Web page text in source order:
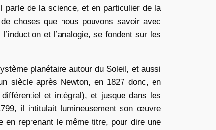
parle de la science, et en particulier de la
choses que nous pouvons savoir avec
et l’analogie, se fondent sur les
planétaire autour du Soleil, et aussi
siècle après Newton, en 1827 donc, en
et intégral), et jusque dans les
il intitulait lumineusement son œuvre
en reprenant le même titre, pour dire une